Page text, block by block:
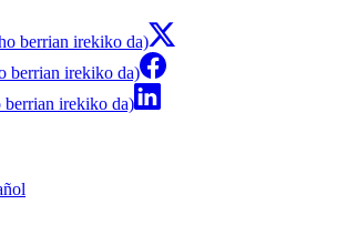
berrian irekiko da)
berrian irekiko da)
irekiko da)